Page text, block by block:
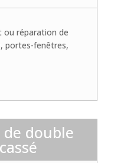
réparation de
portes-fenêtres,
double